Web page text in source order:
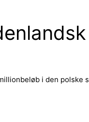
i den polske